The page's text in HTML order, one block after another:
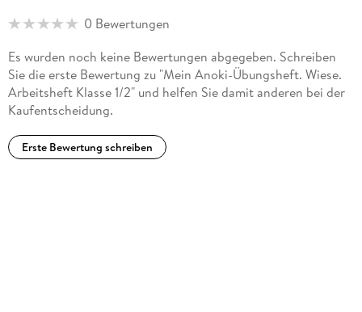
0 Bewertungen
Es wurden noch keine Bewertungen abgegeben. Schreiben
Sie die erste Bewertung zu "Mein Anoki-Übungsheft. Wiese.
Arbeitsheft Klasse 1/2" und helfen Sie damit anderen bei der
Kaufentscheidung.
Erste Bewertung schreiben